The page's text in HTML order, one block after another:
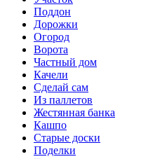
Поддон
Дорожки
Огород
Ворота
Частный дом
Качели
Сделай сам
Из паллетов
Жестянная банка
Кашпо
Старые доски
Поделки